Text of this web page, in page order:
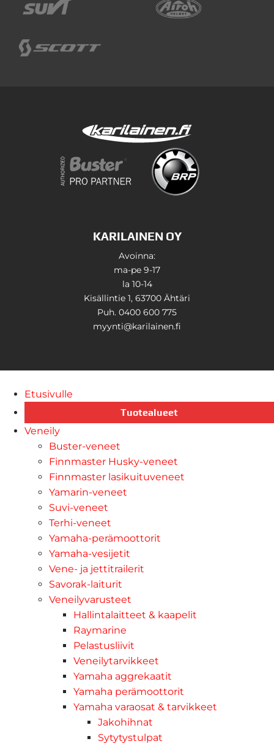
KARILAINEN OY
Avoinna:
ma-pe 9-17
la 10-14
Kisällintie 1, 63700 Ähtäri
Puh. 0400 600 775
myynti@karilainen.fi
Etusivulle
Tuotealueet
Veneily
Buster-veneet
Finnmaster Husky-veneet
Finnmaster lasikuituveneet
Yamarin-veneet
Suvi-veneet
Terhi-veneet
Yamaha-perämoottorit
Yamaha-vesijetit
Vene- ja jettitrailerit
Savorak-laiturit
Veneilyvarusteet
Hallintalaitteet & kaapelit
Raymarine
Pelastusliivit
Veneilytarvikkeet
Yamaha aggrekaatit
Yamaha perämoottorit
Yamaha varaosat & tarvikkeet
Jakohihnat
Sytytystulpat